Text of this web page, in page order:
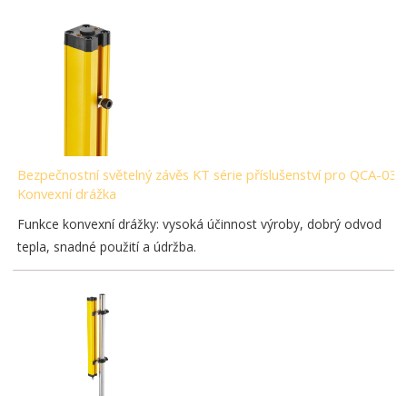
Bezpečnostní světelný závěs KT série příslušenství pro QCA-03-
Konvexní drážka
Funkce konvexní drážky: vysoká účinnost výroby, dobrý odvod
tepla, snadné použití a údržba.